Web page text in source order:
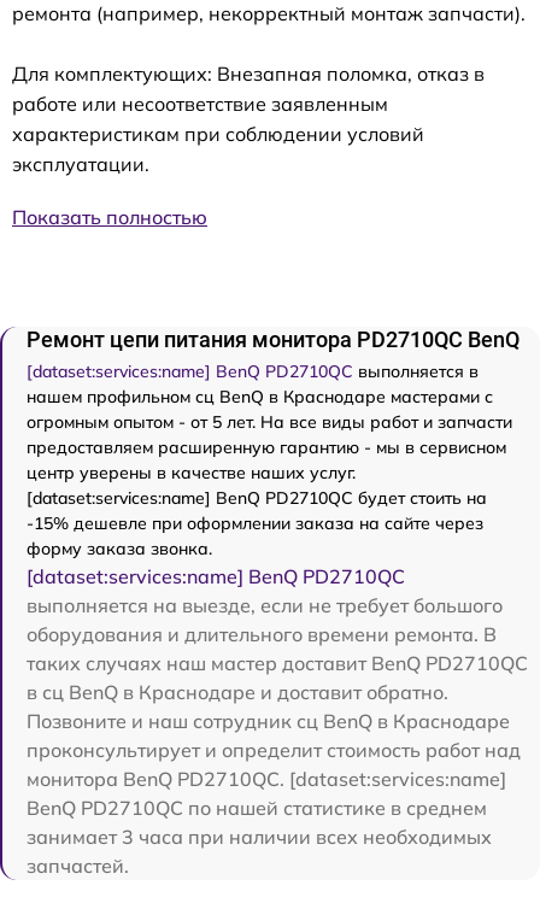
ремонта (например, некорректный монтаж запчасти).
Для комплектующих: Внезапная поломка, отказ в
работе или несоответствие заявленным
характеристикам при соблюдении условий
эксплуатации.
Показать полностью
Ремонт цепи питания монитора PD2710QC BenQ
[dataset:services:name] BenQ PD2710QC выполняется в
нашем профильном сц BenQ в Краснодаре мастерами с
огромным опытом - от 5 лет. На все виды работ и запчасти
предоставляем расширенную гарантию - мы в сервисном
центр уверены в качестве наших услуг.
[dataset:services:name] BenQ PD2710QC будет стоить на
-15% дешевле при оформлении заказа на сайте через
форму заказа звонка.
[dataset:services:name] BenQ PD2710QC
выполняется на выезде, если не требует большого
оборудования и длительного времени ремонта. В
таких случаях наш мастер доставит BenQ PD2710QC
в сц BenQ в Краснодаре и доставит обратно.
Позвоните и наш сотрудник сц BenQ в Краснодаре
проконсультирует и определит стоимость работ над
монитора BenQ PD2710QC. [dataset:services:name]
BenQ PD2710QC по нашей статистике в среднем
занимает 3 часа при наличии всех необходимых
запчастей.